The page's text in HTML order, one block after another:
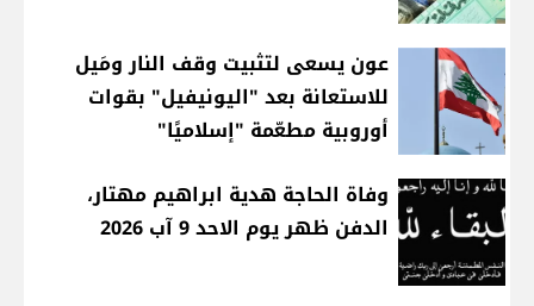
عون يسعى لتثبيت وقف النار ومَيل
للاستعانة بعد "اليونيفيل" بقوات
أوروبية مطعّمة "إسلاميًا"
وفاة الحاجة هدية ابراهيم مهتار،
الدفن ظهر يوم الاحد 9 آب 2026